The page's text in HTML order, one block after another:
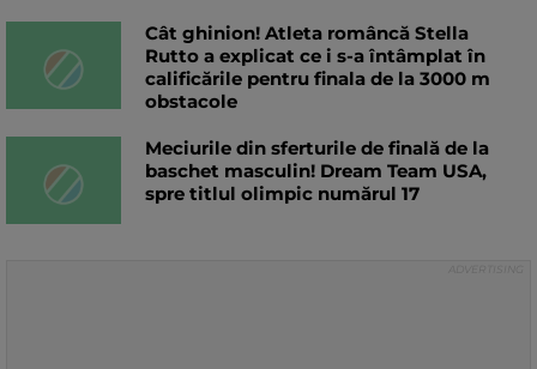
Cât ghinion! Atleta româncă Stella
Rutto a explicat ce i s-a întâmplat în
calificările pentru finala de la 3000 m
obstacole
Meciurile din sferturile de finală de la
baschet masculin! Dream Team USA,
spre titlul olimpic numărul 17